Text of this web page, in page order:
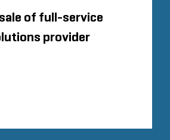
of full-service
provider